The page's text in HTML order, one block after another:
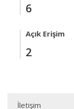
6
Açık Erişim
2
İletişim